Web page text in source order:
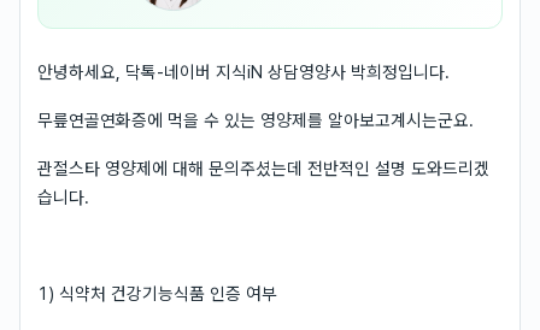
안녕하세요, 닥톡-네이버 지식iN 상담영양사 박희정입니다.
무릎연골연화증에 먹을 수 있는 영양제를 알아보고계시는군요.
관절스타 영양제에 대해 문의주셨는데 전반적인 설명 도와드리겠
습니다.
1) 식약처 건강기능식품 인증 여부